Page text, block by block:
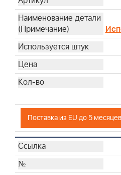
Поставка из EU до 5